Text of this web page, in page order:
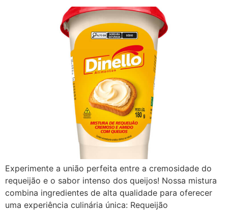
Experimente a união perfeita entre a cremosidade do
requeijão e o sabor intenso dos queijos! Nossa mistura
combina ingredientes de alta qualidade para oferecer
uma experiência culinária única: Requeijão